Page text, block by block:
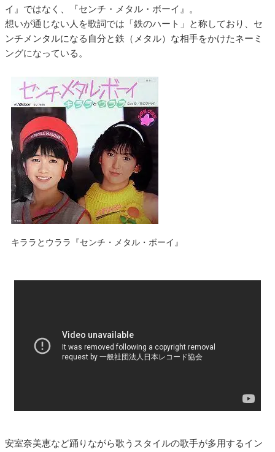
イ』ではなく、『センチ・メタル・ボーイ』。
想いが通じない人を歌詞では「鉄のハート」と称しており、セ
ンチメンタルになる自分と鉄（メタル）な相手をかけたネーミ
ングになっている。
キララとウララ『センチ・メタル・ボーイ』
安室奈美恵など踊りながら歌うスタイルの歌手が多用するイン